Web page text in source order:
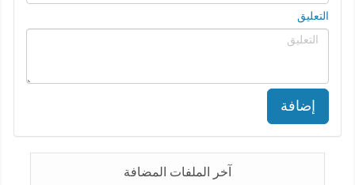
التعليق
إضافة
آخر الملفات المضافة